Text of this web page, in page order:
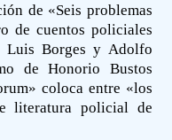
de «Seis problemas
de cuentos policiales
Luis Borges y Adolfo
de Honorio Bustos
coloca entre «los
literatura policial de